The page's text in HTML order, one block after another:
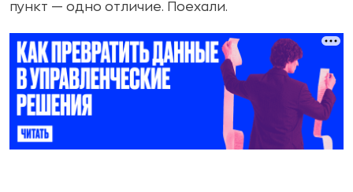
пункт — одно отличие. Поехали.